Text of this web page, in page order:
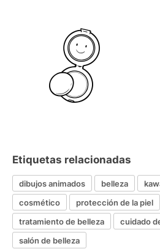
Etiquetas relacionadas
dibujos animados belleza
cosmético
protección de la piel
tratamiento de belleza
cuidado
salón de belleza